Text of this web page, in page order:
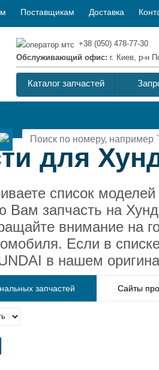
Поставщикам Доставка
+38 (050) 478-77-30
Обслуживающий офис: г. Киев, р-н
Каталог запчастей
для
список
Вам запчасть на
внимание на
Если в
в нашем
запчастей Сайты